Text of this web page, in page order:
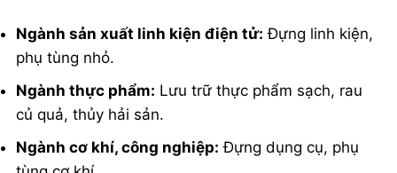
Ngành sản xuất linh kiện điện tử: Đựng linh kiện,
phụ tùng nhỏ.
Ngành thực phẩm: Lưu trữ thực phẩm sạch, rau
củ quả, thủy hải sản.
Ngành cơ khí, công nghiệp: Đựng dụng cụ, phụ